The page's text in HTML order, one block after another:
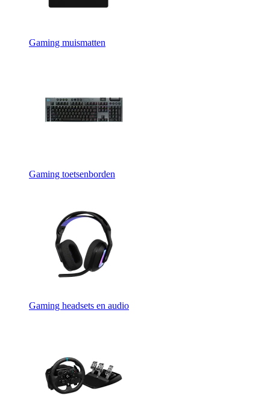
Gaming muismatten
Gaming toetsenborden
Gaming headsets en audio